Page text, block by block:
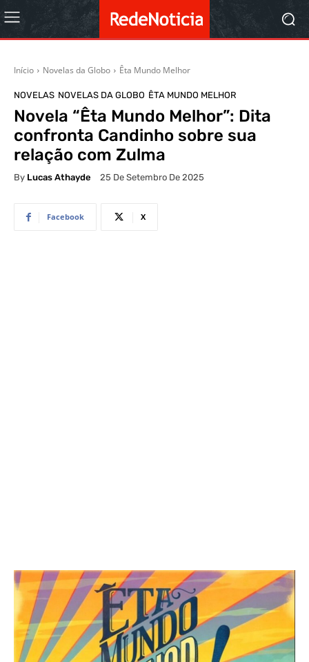
Início Novelas da Globo Êta Mundo Melhor
NOVELAS NOVELAS DA GLOBO ÊTA MUNDO MELHOR
Novela “Êta Mundo Melhor”: Dita
confronta Candinho sobre sua
relação com Zulma
By Lucas Athayde 25 De Setembro De 2025
Facebook X